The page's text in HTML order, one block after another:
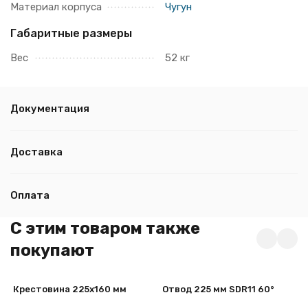
Материал корпуса Чугун
Габаритные размеры
Вес 52 кг
Документация
Доставка
Оплата
C этим товаром также
покупают
Крестовина 225х160 мм
Отвод 225 мм SDR11 60°